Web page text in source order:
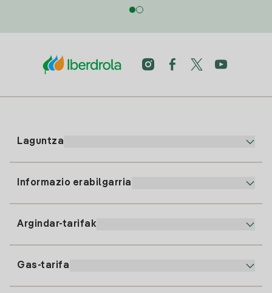
Laguntza
91 919 52 73
clientes@tuiberdrola.es
Informazio erabilgarria
Argindar-tarifak
Gas-tarifa